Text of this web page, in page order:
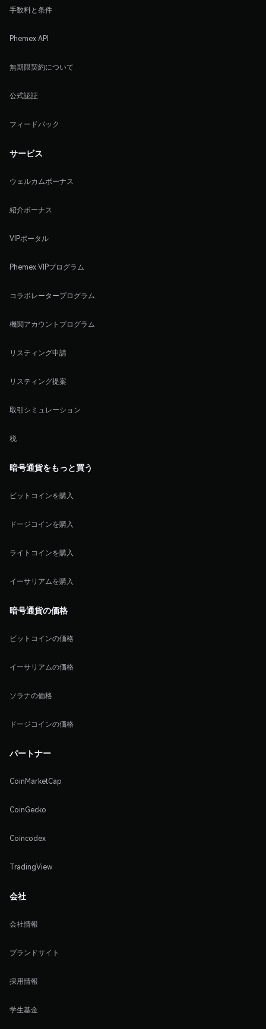
手数料と条件
Phemex API
無期限契約について
公式認証
フィードバック
サービス
ウェルカムボーナス
紹介ボーナス
VIPポータル
Phemex VIPプログラム
コラボレータープログラム
機関アカウントプログラム
リスティング申請
リスティング提案
取引シミュレーション
税
暗号通貨をもっと買う
ビットコインを購入
ドージコインを購入
ライトコインを購入
イーサリアムを購入
暗号通貨の価格
ビットコインの価格
イーサリアムの価格
ソラナの価格
ドージコインの価格
パートナー
CoinMarketCap
CoinGecko
Coincodex
TradingView
会社
会社情報
ブランドサイト
採用情報
学生基金